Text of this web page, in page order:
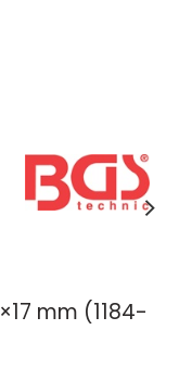
mm (1184-